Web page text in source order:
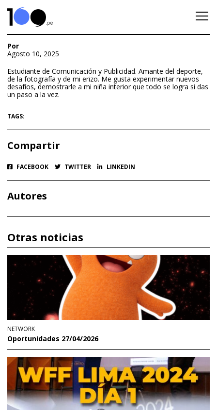
Por
Agosto 10, 2025
Estudiante de Comunicación y Publicidad. Amante del deporte,
de la fotografía y de mi erizo. Me gusta experimentar nuevos
desafíos, demostrarle a mi niña interior que todo se logra si das
un paso a la vez.
TAGS:
Compartir
FACEBOOK TWITTER LINKEDIN
Autores
Otras noticias
NETWORK
Oportunidades 27/04/2026